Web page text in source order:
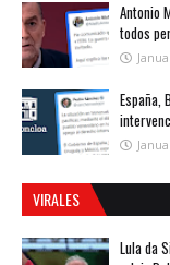
Antonio
todos
España,
VIRALES
Lula da